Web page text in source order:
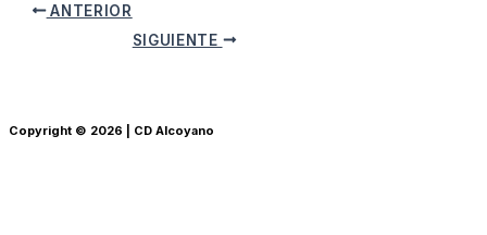
ANTERIOR
SIGUIENTE
Copyright © 2026 | CD Alcoyano